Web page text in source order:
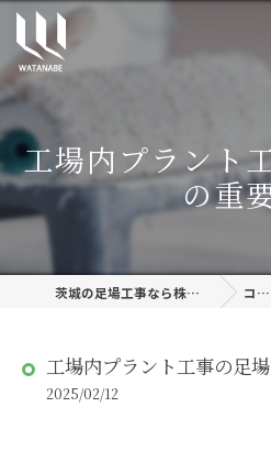
工場内プラント
の重
茨城の足場工事なら株式会社渡邊建設 コラム
工場内プラント工事の足
2025/02/12